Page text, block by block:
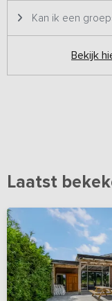
Kan ik een
Bekijk
Laatst